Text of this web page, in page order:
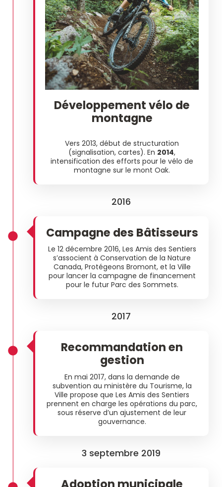
Développement vélo de
montagne
Vers 2013, début de structuration
(signalisation, cartes). En 2014,
intensification des efforts pour le vélo de
montagne sur le mont Oak.
2016
Campagne des Bâtisseurs
Le 12 décembre 2016, Les Amis des Sentiers
s’associent à Conservation de la Nature
Canada, Protégeons Bromont, et la Ville
pour lancer la campagne de financement
pour le futur Parc des Sommets.
2017
Recommandation en
gestion
En mai 2017, dans la demande de
subvention au ministère du Tourisme, la
Ville propose que Les Amis des Sentiers
prennent en charge les opérations du parc,
sous réserve d’un ajustement de leur
gouvernance.
3 septembre 2019